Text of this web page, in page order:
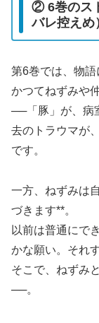
② 6巻のス
バレ控えめ
第6巻では、物語
かつてねずみや
──「豚」が、病
去のトラウマが
です。
一方、ねずみは
づきます**。
以前は普通にで
かな願い。それ
そこで、ねずみ
──。